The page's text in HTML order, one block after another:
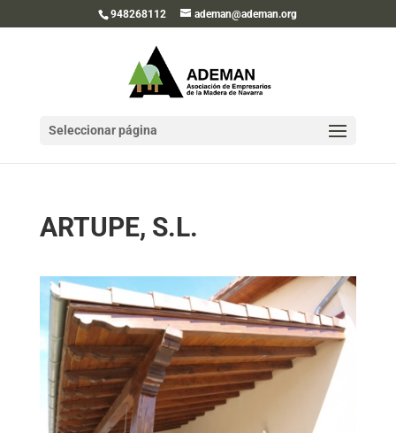
948268112 ademan@ademan.org
Seleccionar página
ARTUPE, S.L.